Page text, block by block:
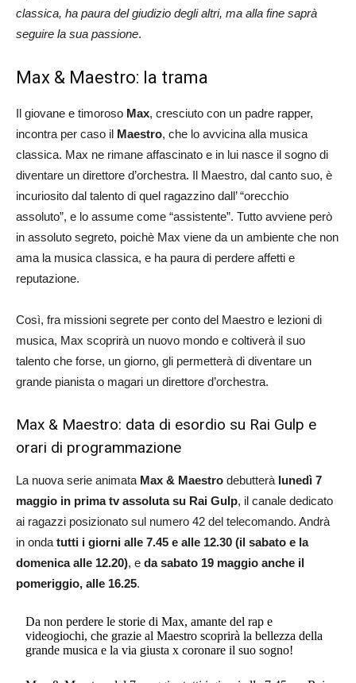
classica, ha paura del giudizio degli altri, ma alla fine saprà
seguire la sua passione.
Max & Maestro: la trama
Il giovane e timoroso Max, cresciuto con un padre rapper,
incontra per caso il Maestro, che lo avvicina alla musica
classica. Max ne rimane affascinato e in lui nasce il sogno di
diventare un direttore d’orchestra. Il Maestro, dal canto suo, è
incuriosito dal talento di quel ragazzino dall’ “orecchio
assoluto”, e lo assume come “assistente”. Tutto avviene però
in assoluto segreto, poichè Max viene da un ambiente che non
ama la musica classica, e ha paura di perdere affetti e
reputazione.
Così, fra missioni segrete per conto del Maestro e lezioni di
musica, Max scoprirà un nuovo mondo e coltiverà il suo
talento che forse, un giorno, gli permetterà di diventare un
grande pianista o magari un direttore d’orchestra.
Max & Maestro: data di esordio su Rai Gulp e
orari di programmazione
La nuova serie animata Max & Maestro debutterà lunedì 7
maggio in prima tv assoluta su Rai Gulp, il canale dedicato
ai ragazzi posizionato sul numero 42 del telecomando. Andrà
in onda tutti i giorni alle 7.45 e alle 12.30 (il sabato e la
domenica alle 12.20), e da sabato 19 maggio anche il
pomeriggio, alle 16.25.
Da non perdere le storie di Max, amante del rap e
videogiochi, che grazie al Maestro scoprirà la bellezza della
grande musica e la via giusta x coronare il suo sogno!